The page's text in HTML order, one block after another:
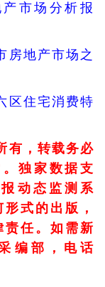
市场分析报
房地产市场之
区住宅消费特
有，转载务必
独家数据支
动态监测系
式的出版，
责任。如需新
编部，电话